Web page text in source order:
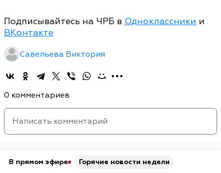
Подписывайтесь на ЧРБ в Одноклассники и
ВКонтакте
Савельева Виктория
0 комментариев
В прямом эфире Горячие новости недели